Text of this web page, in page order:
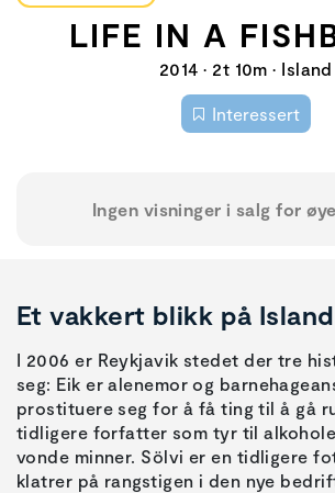
LIFE IN A
2014 • 2t 10m • Island
Interessert
Ingen visninger i salg for
Et vakkert blikk på
I 2006 er Reykjavik stedet der tre
seg: Eik er alenemor og
prostituere seg for å få ting til å gå
tidligere forfatter som tyr til
vonde minner. Sölvi er en tidligere
klatrer på rangstigen i den nye